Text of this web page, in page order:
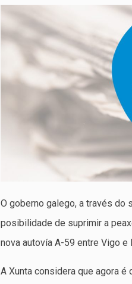
O goberno galego, a través do
posibilidade de suprimir a
nova autovía A-59 entre Vigo e
A Xunta considera que agora